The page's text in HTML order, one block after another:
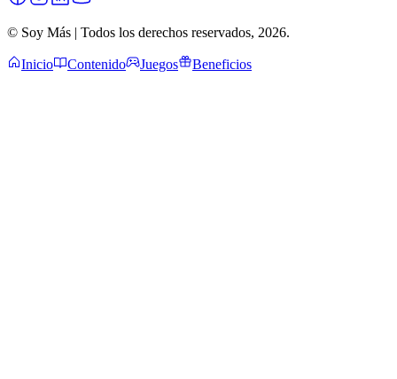
© Soy Más | Todos los derechos reservados, 2026.
Inicio Contenido Juegos Beneficios